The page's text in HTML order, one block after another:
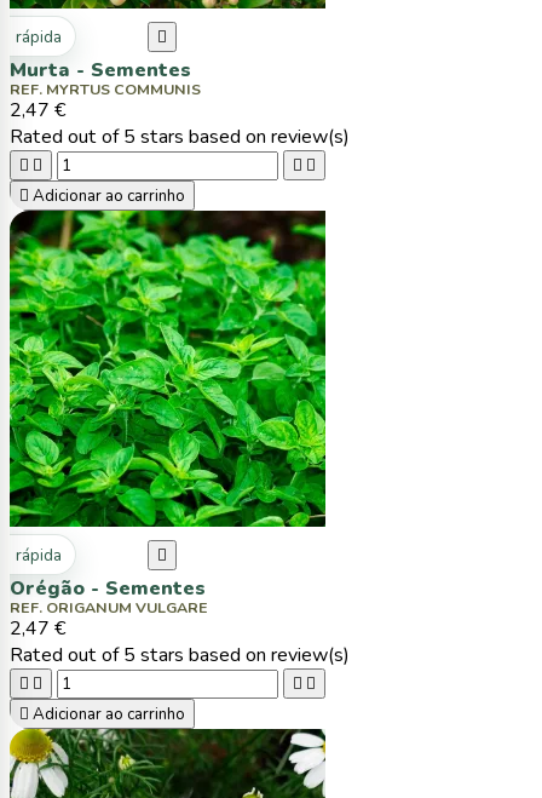
rápida 
Murta - Sementes
REF. MYRTUS COMMUNIS
2,47 €
Rated out of 5 stars based on review(s)
   
 Adicionar ao carrinho
rápida 
Orégão - Sementes
REF. ORIGANUM VULGARE
2,47 €
Rated out of 5 stars based on review(s)
   
 Adicionar ao carrinho